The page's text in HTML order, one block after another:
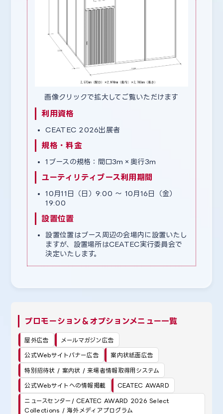
画像クリックで拡大してご覧いただけます
利用資格
CEATEC 2026出展者
規格・料金
1ブースの規格：間口3m×奥行3m
ユーティリティブース利用期間
10月11日（日）9:00 〜 10月16日（金）
19:00
設置位置
設置位置はブース周辺の会場内に設置いたし
ますが、設置場所はCEATEC実行委員会で
決定いたします。
プロモーション＆オプションメニュー一覧
屋外広告 メールマガジン広告
公式Webサイトバナー広告 案内状紙面広告
特別招待状 / 案内状 / 来場者情報取得用システム
公式Webサイトへの情報掲載 CEATEC AWARD
ニュースセンター/ CEATEC AWARD 2026 Select
Collections / 海外メディアプログラム